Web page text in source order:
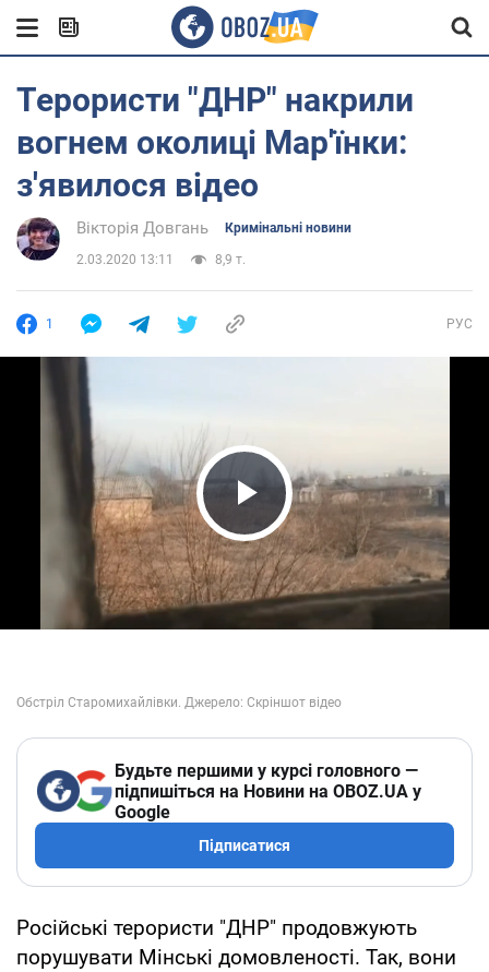
Терористи "ДНР" накрили
вогнем околиці Мар'їнки:
з'явилося відео
Вікторія Довгань Кримінальні новини
2.03.2020 13:11 8,9 т.
1 РУС
Play Video
Будьте першими у курсі головного —
підпишіться на Новини на OBOZ.UA у
Google
Підписатися
Російські терористи "ДНР" продовжують
порушувати Мінські домовленості. Так, вони